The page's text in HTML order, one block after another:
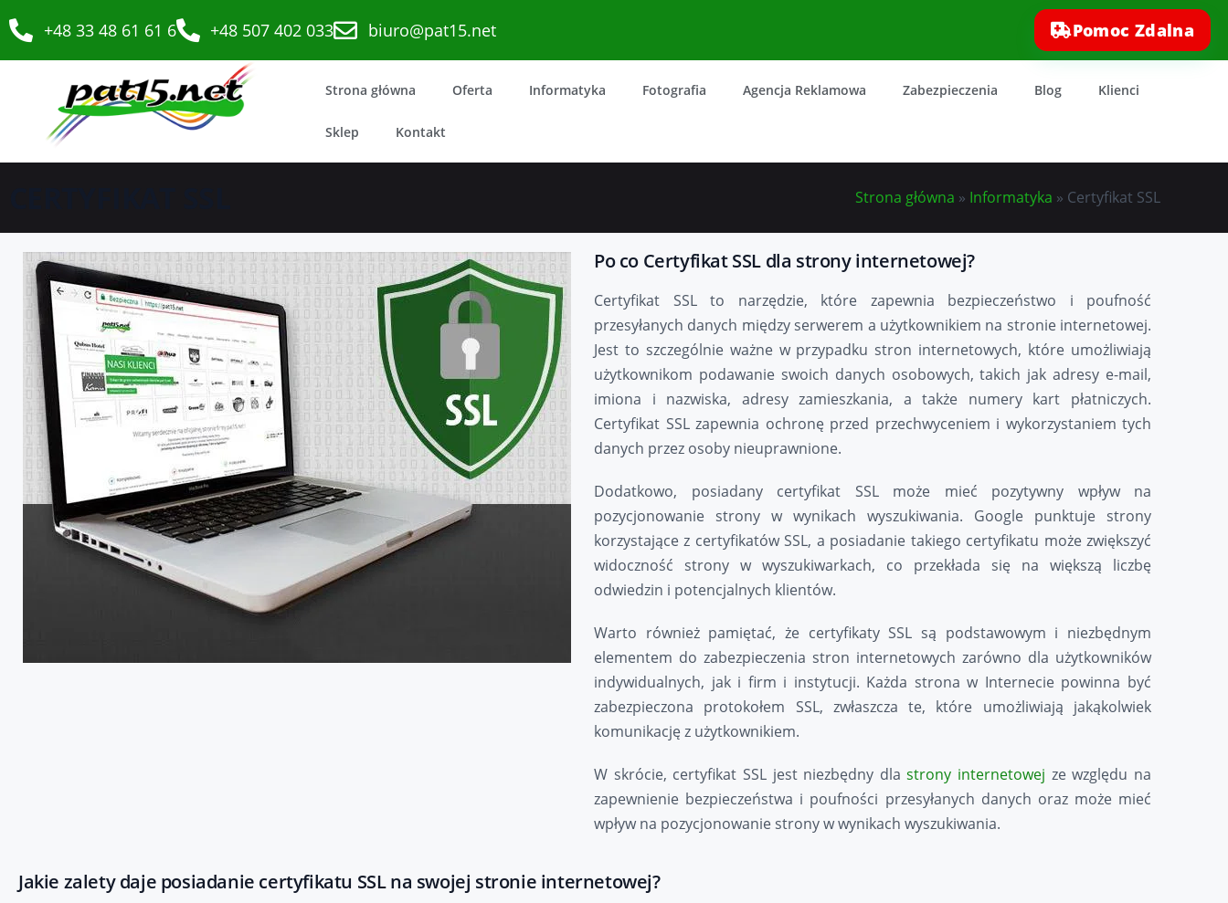
+48 33 48 61 61 6 +48 507 402 033 biuro@pat15.net Pomoc Zdalna
Strona główna Oferta Informatyka Fotografia Agencja Reklamowa Zabezpieczenia Blog Klienci
Sklep Kontakt
Strona główna » Informatyka » Certyfikat SSL
Po co Certyfikat SSL dla strony internetowej?
Certyfikat SSL to narzędzie, które zapewnia bezpieczeństwo i poufność
przesyłanych danych między serwerem a użytkownikiem na stronie internetowej.
Jest to szczególnie ważne w przypadku stron internetowych, które umożliwiają
użytkownikom podawanie swoich danych osobowych, takich jak adresy e-mail,
imiona i nazwiska, adresy zamieszkania, a także numery kart płatniczych.
Certyfikat SSL zapewnia ochronę przed przechwyceniem i wykorzystaniem tych
danych przez osoby nieuprawnione.
Dodatkowo, posiadany certyfikat SSL może mieć pozytywny wpływ na
pozycjonowanie strony w wynikach wyszukiwania. Google punktuje strony
korzystające z certyfikatów SSL, a posiadanie takiego certyfikatu może zwiększyć
widoczność strony w wyszukiwarkach, co przekłada się na większą liczbę
odwiedzin i potencjalnych klientów.
Warto również pamiętać, że certyfikaty SSL są podstawowym i niezbędnym
elementem do zabezpieczenia stron internetowych zarówno dla użytkowników
indywidualnych, jak i firm i instytucji. Każda strona w Internecie powinna być
zabezpieczona protokołem SSL, zwłaszcza te, które umożliwiają jakąkolwiek
komunikację z użytkownikiem.
W skrócie, certyfikat SSL jest niezbędny dlastrony internetowej ze względu na
zapewnienie bezpieczeństwa i poufności przesyłanych danych oraz może mieć
wpływ na pozycjonowanie strony w wynikach wyszukiwania.
Jakie zalety daje posiadanie certyfikatu SSL na swojej stronie internetowej?